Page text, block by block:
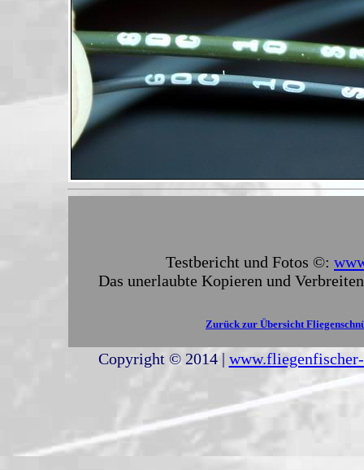
Testbericht und Fotos ©:
Das unerlaubte Kopieren und
Zurück zur Übersicht
Copyright © 2014 |